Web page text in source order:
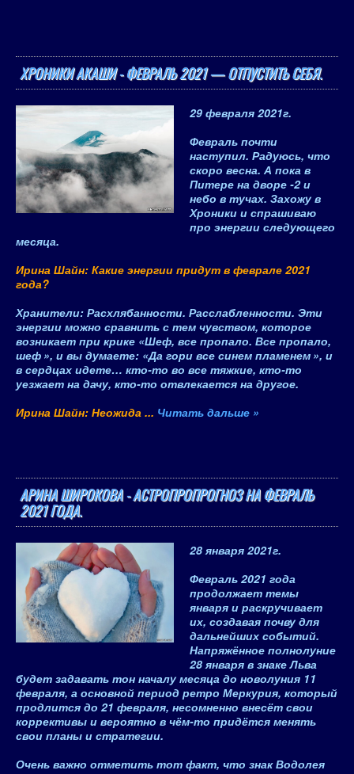
ХРОНИКИ АКАШИ - ФЕВРАЛЬ 2021 — ОТПУСТИТЬ СЕБЯ.
29 февраля 2021г.
Февраль почти
наступил. Радуюсь, что
скоро весна. А пока в
Питере на дворе -2 и
небо в тучах. Захожу в
Хроники и спрашиваю
про энергии следующего
месяца.
Ирина Шайн: Какие энергии придут в феврале 2021
года?
Хранители: Расхлябанности. Расслабленности. Эти
энергии можно сравнить с тем чувством, которое
возникает при крике «Шеф, все пропало. Все пропало,
шеф », и вы думаете: «Да гори все синем пламенем », и
в сердцах идете… кто-то во все тяжкие, кто-то
уезжает на дачу, кто-то отвлекается на другое.
Ирина Шайн: Неожида ... Читать дальше »
АРИНА ШИРОКОВА - АСТРОПРОПРОГНОЗ НА ФЕВРАЛЬ
2021 ГОДА.
28 января 2021г.
Февраль 2021 года
продолжает темы
января и раскручивает
их, создавая почву для
дальнейших событий.
Напряжённое полнолуние
28 января в знаке Льва
будет задавать тон началу месяца до новолуния 11
февраля, а основной период ретро Меркурия, который
продлится до 21 февраля, несомненно внесёт свои
коррективы и вероятно в чём-то придётся менять
свои планы и стратегии.
Очень важно отметить тот факт, что знак Водолея